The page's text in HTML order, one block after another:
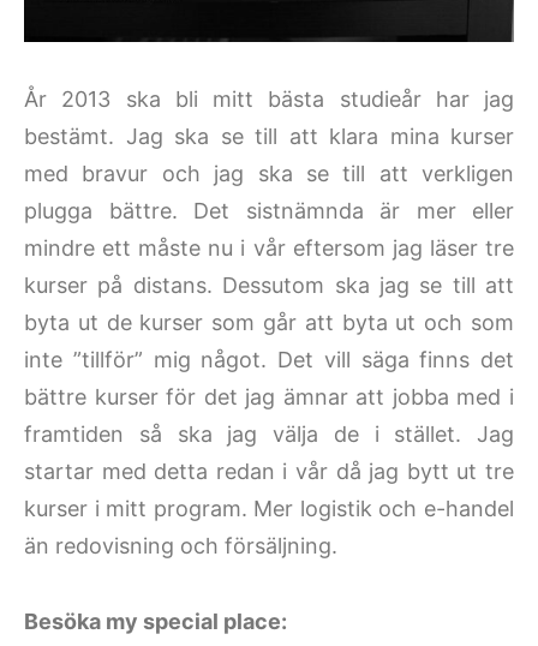
År 2013 ska bli mitt bästa studieår har jag
bestämt. Jag ska se till att klara mina kurser
med bravur och jag ska se till att verkligen
plugga bättre. Det sistnämnda är mer eller
mindre ett måste nu i vår eftersom jag läser tre
kurser på distans. Dessutom ska jag se till att
byta ut de kurser som går att byta ut och som
inte ”tillför” mig något. Det vill säga finns det
bättre kurser för det jag ämnar att jobba med i
framtiden så ska jag välja de i stället. Jag
startar med detta redan i vår då jag bytt ut tre
kurser i mitt program. Mer logistik och e-handel
än redovisning och försäljning.
Besöka my special place: